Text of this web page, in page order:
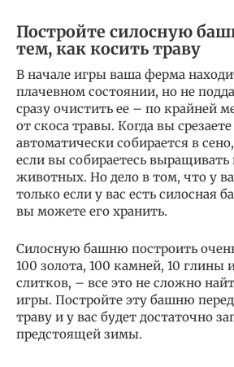
Постройте силосную
тем, как косить траву
В начале игры ваша ферма
плачевном состоянии, но не
сразу очистить ее – по крайней
от скоса травы. Когда вы
автоматически собирается в
если вы собираетесь
животных. Но дело в том, что у
только если у вас есть силосная
вы можете его хранить.
Силосную башню построить
100 золота, 100 камней, 10 глины
слитков, – все это не сложно
игры. Постройте эту башню перед
траву и у вас будет достаточно
предстоящей зимы.